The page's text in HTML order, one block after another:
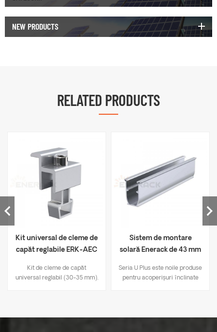
NEW PRODUCTS
RELATED PRODUCTS
Kit universal de cleme de
capăt reglabile ERK-AEC
Kit de cleme de capăt
universal reglabil (30-35 mm).
Sistem de montare
solară Enerack de 43 mm
Seria U Plus este noile produse
pentru acoperișuri înclinate
mai ușoară și mai rapidă